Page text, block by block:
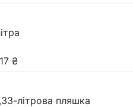
₴
літрова пляшка